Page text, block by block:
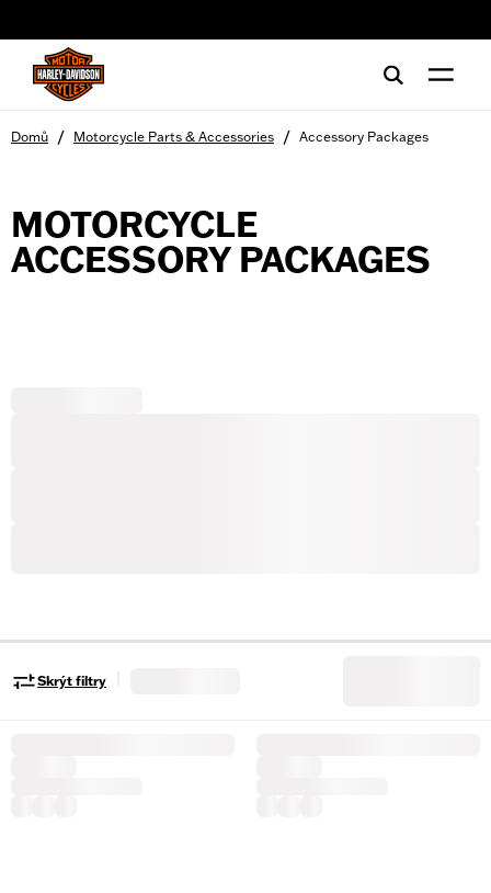
Domů / Motorcycle Parts & Accessories / Accessory Packages
MOTORCYCLE
ACCESSORY PACKAGES
Skrýt filtry